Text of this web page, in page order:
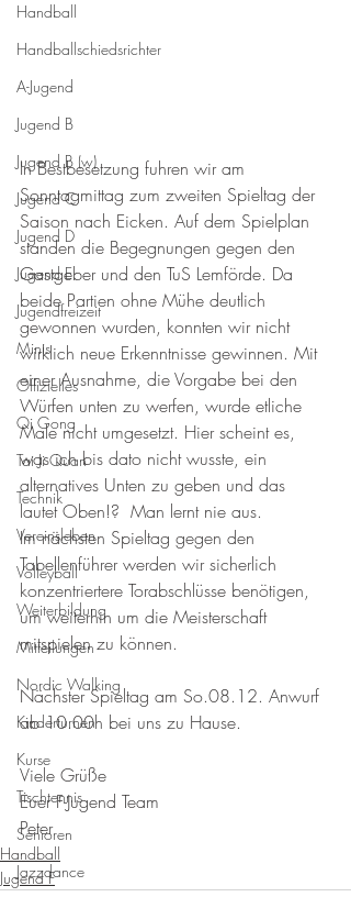
Handball
Handballschiedsrichter
A-Jugend
Jugend B
Jugend B (w)
Jugend C
Jugend D
Jugend E
Jugendfreizeit
Minis
Offizielles
Qi Gong
Tai Ji Quan
Technik
Vereinsleben
Volleyball
Weiterbildung
Mitteilungen
Nordic Walking
Kinderturnen
Kurse
Tischtennis
Senioren
Jazzdance
In Bestbesetzung fuhren wir am
Sonntagmittag zum zweiten Spieltag der
Saison nach Eicken. Auf dem Spielplan
standen die Begegnungen gegen den
Gastgeber und den TuS Lemförde. Da
beide Partien ohne Mühe deutlich
gewonnen wurden, konnten wir nicht
wirklich neue Erkenntnisse gewinnen. Mit
einer Ausnahme, die Vorgabe bei den
Würfen unten zu werfen, wurde etliche
Male nicht umgesetzt. Hier scheint es,
was ich bis dato nicht wusste, ein
alternatives Unten zu geben und das
lautet Oben!?  Man lernt nie aus.
Im nächsten Spieltag gegen den
Tabellenführer werden wir sicherlich
konzentriertere Torabschlüsse benötigen,
um weiterhin um die Meisterschaft
mitspielen zu können.
Nächster Spieltag am So.08.12. Anwurf
ab 10.00h bei uns zu Hause.
Viele Grüße
Euer F-Jugend Team
Peter
Handball
Jugend F